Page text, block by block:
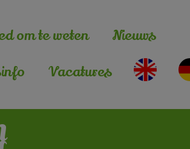
om te weten
Nieuws
Vacatures